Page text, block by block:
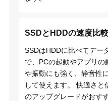
SSDとHDDの速度比
SSDはHDDに比べてデー
で、PCの起動やアプリ
や振動にも強く、静音性
して使えます。 快適さ
のアップグレードがおす